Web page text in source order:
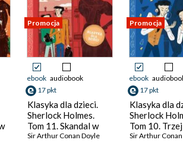
Promocja
ebook audiobook
17 pkt
Klasyka dla dzieci.
Sherlock Holmes.
Tom 11. Skandal w
Bohemii
Sir Arthur Conan Doyle
Promocja
ebook
17 pkt
Klasyka dla
Sherlock
Tom 10. Trzej
studenci
Sir Arthur